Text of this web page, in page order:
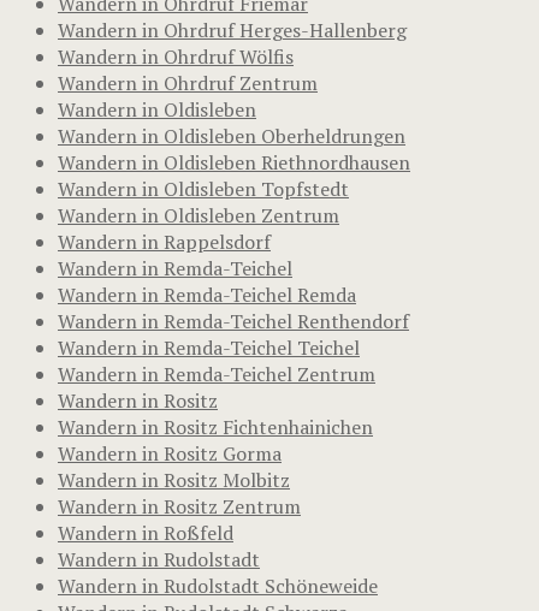
Wandern in Ohrdruf Herges-Hallenberg
Wandern in Ohrdruf Wölfis
Wandern in Ohrdruf Zentrum
Wandern in Oldisleben
Wandern in Oldisleben Oberheldrungen
Wandern in Oldisleben Riethnordhausen
Wandern in Oldisleben Topfstedt
Wandern in Oldisleben Zentrum
Wandern in Rappelsdorf
Wandern in Remda-Teichel
Wandern in Remda-Teichel Remda
Wandern in Remda-Teichel Renthendorf
Wandern in Remda-Teichel Teichel
Wandern in Remda-Teichel Zentrum
Wandern in Rositz
Wandern in Rositz Fichtenhainichen
Wandern in Rositz Gorma
Wandern in Rositz Molbitz
Wandern in Rositz Zentrum
Wandern in Roßfeld
Wandern in Rudolstadt
Wandern in Rudolstadt Schöneweide